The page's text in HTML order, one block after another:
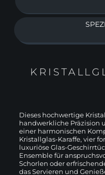
Dieses hochwertige
handwerkliche Präzision
einer harmonischen
Kristallglas-Karaffe, vier
luxuriöse Glas-
Ensemble für
Schorlen oder
das Servieren und